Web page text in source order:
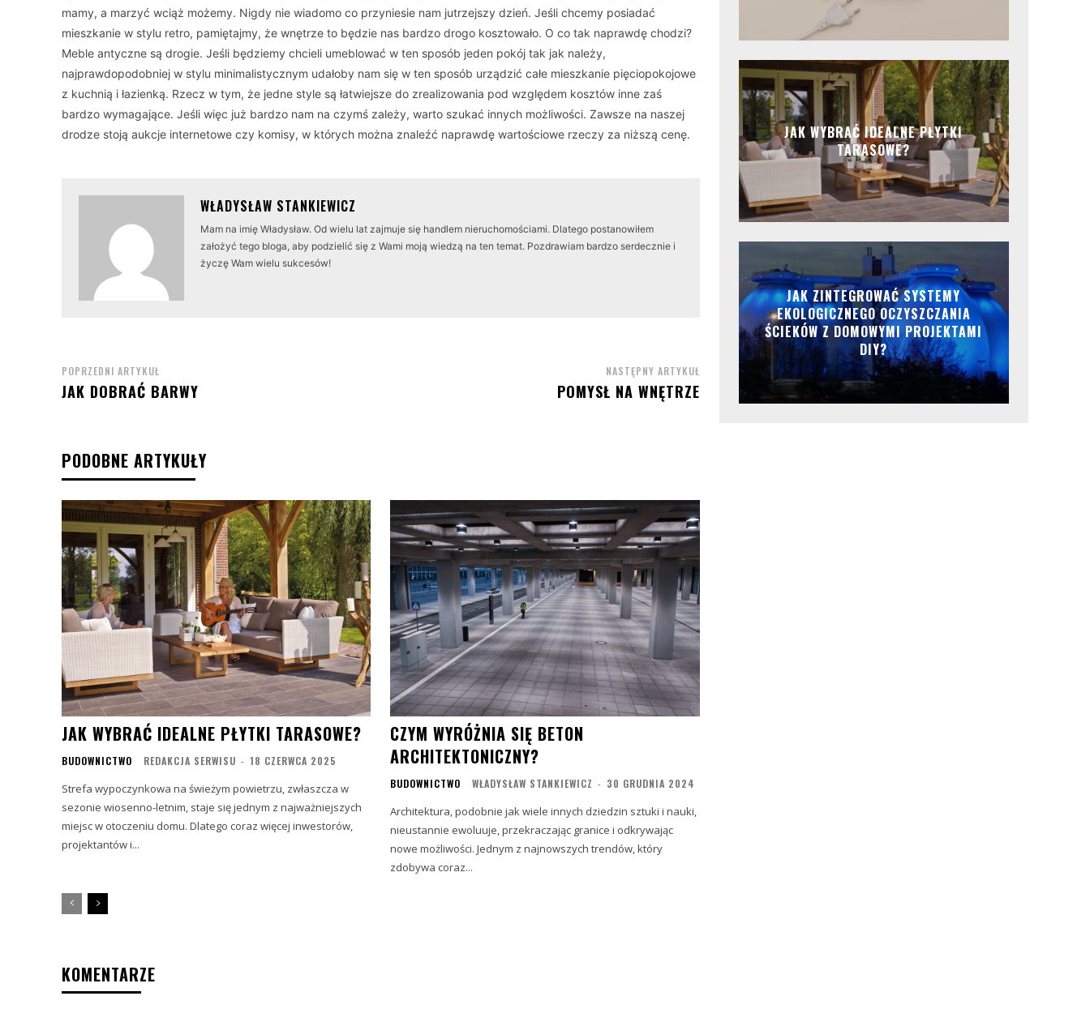
mamy, a marzyć wciąż możemy. Nigdy nie wiadomo co przyniesie nam jutrzejszy dzień. Jeśli chcemy posiadać
mieszkanie w stylu retro, pamiętajmy, że wnętrze to będzie nas bardzo drogo kosztowało. O co tak naprawdę chodzi?
Meble antyczne są drogie. Jeśli będziemy chcieli umeblować w ten sposób jeden pokój tak jak należy,
najprawdopodobniej w stylu minimalistycznym udałoby nam się w ten sposób urządzić całe mieszkanie pięciopokojowe
z kuchnią i łazienką. Rzecz w tym, że jedne style są łatwiejsze do zrealizowania pod względem kosztów inne zaś
bardzo wymagające. Jeśli więc już bardzo nam na czymś zależy, warto szukać innych możliwości. Zawsze na naszej
drodze stoją aukcje internetowe czy komisy, w których można znaleźć naprawdę wartościowe rzeczy za niższą cenę.
WŁADYSŁAW STANKIEWICZ
Mam na imię Władysław. Od wielu lat zajmuje się handlem nieruchomościami. Dlatego postanowiłem
założyć tego bloga, aby podzielić się z Wami moją wiedzą na ten temat. Pozdrawiam bardzo serdecznie i
życzę Wam wielu sukcesów!
POPRZEDNI ARTYKUŁ
JAK DOBRAĆ BARWY
NASTĘPNY ARTYKUŁ
POMYSŁ NA WNĘTRZE
PODOBNE ARTYKUŁY
JAK WYBRAĆ IDEALNE PŁYTKI TARASOWE?
BUDOWNICTWO REDAKCJA SERWISU - 18 CZERWCA 2025
Strefa wypoczynkowa na świeżym powietrzu, zwłaszcza w
sezonie wiosenno-letnim, staje się jednym z najważniejszych
miejsc w otoczeniu domu. Dlatego coraz więcej inwestorów,
projektantów i...
CZYM WYRÓŻNIA SIĘ BETON
ARCHITEKTONICZNY?
BUDOWNICTWO WŁADYSŁAW STANKIEWICZ - 30 GRUDNIA 2024
Architektura, podobnie jak wiele innych dziedzin sztuki i nauki,
nieustannie ewoluuje, przekraczając granice i odkrywając
nowe możliwości. Jednym z najnowszych trendów, który
zdobywa coraz...
KOMENTARZE
JAK WYBRAĆ IDEALNE PŁYTKI
TARASOWE?
JAK ZINTEGROWAĆ SYSTEMY
EKOLOGICZNEGO OCZYSZCZANIA
ŚCIEKÓW Z DOMOWYMI PROJEKTAMI
DIY?